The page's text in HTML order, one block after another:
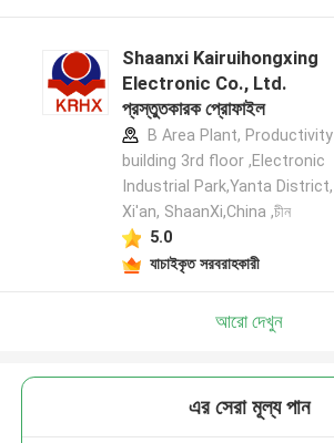
Shaanxi Kairuihongxing
Electronic Co., Ltd.
প্রস্তুতকারক প্রোফাইল
B Area Plant, Productivity
building 3rd floor ,Electronic
Industrial Park,Yanta District,
Xi'an, ShaanXi,China ,চীন
5.0
যাচাইকৃত সরবরাহকারী
আরো দেখুন
এর সেরা মূল্য পান